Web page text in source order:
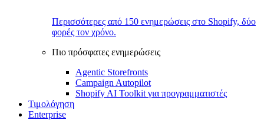
Περισσότερες από 150 ενημερώσεις στο Shopify, δύο
φορές τον χρόνο.
Πιο πρόσφατες ενημερώσεις
Agentic Storefronts
Campaign Autopilot
Shopify AI Toolkit για προγραμματιστές
Τιμολόγηση
Enterprise